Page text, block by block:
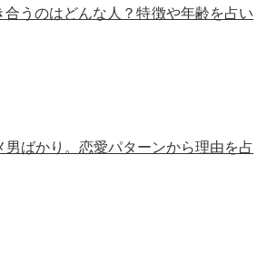
合うのはどんな人？特徴や年齢を占い
男ばかり。恋愛パターンから理由を占